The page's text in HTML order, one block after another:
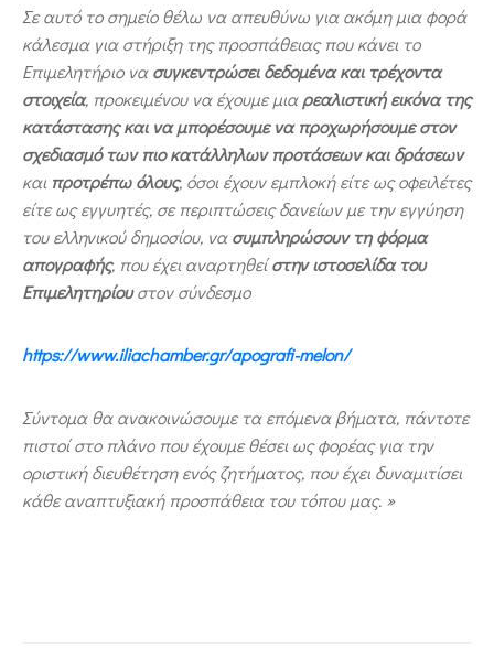
Σε αυτό το σημείο θέλω να απευθύνω για ακόμη μια φορά
κάλεσμα για στήριξη της προσπάθειας που κάνει το
Επιμελητήριο νασυγκεντρώσει δεδομένα και τρέχοντα
στοιχεία, προκειμένου να έχουμε μιαρεαλιστική εικόνα της
κατάστασης και να μπορέσουμε να προχωρήσουμε στον
σχεδιασμό των πιο κατάλληλων προτάσεων και δράσεων
και προτρέπω όλους, όσοι έχουν εμπλοκή είτε ως οφειλέτες
είτε ως εγγυητές, σε περιπτώσεις δανείων με την εγγύηση
του ελληνικού δημοσίου, νασυμπληρώσουν τη φόρμα
απογραφής, που έχει αναρτηθείστην ιστοσελίδα του
Επιμελητηρίουστον σύνδεσμο
https://www.iliachamber.gr/apografi-melon/
Σύντομα θα ανακοινώσουμε τα επόμενα βήματα, πάντοτε
πιστοί στο πλάνο που έχουμε θέσει ως φορέας για την
οριστική διευθέτηση ενός ζητήματος, που έχει δυναμιτίσει
κάθε αναπτυξιακή προσπάθεια του τόπου μας. »